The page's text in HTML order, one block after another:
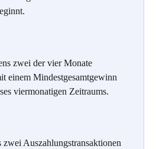
zwei der vier Monate
einem Mindestgesamtgewinn
viermonatigen Zeitraums.
zwei Auszahlungstransaktionen